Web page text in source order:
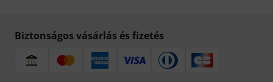
Biztonságos vásárlás és fizetés